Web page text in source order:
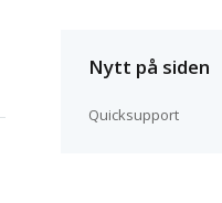
Nytt på siden
Quicksupport